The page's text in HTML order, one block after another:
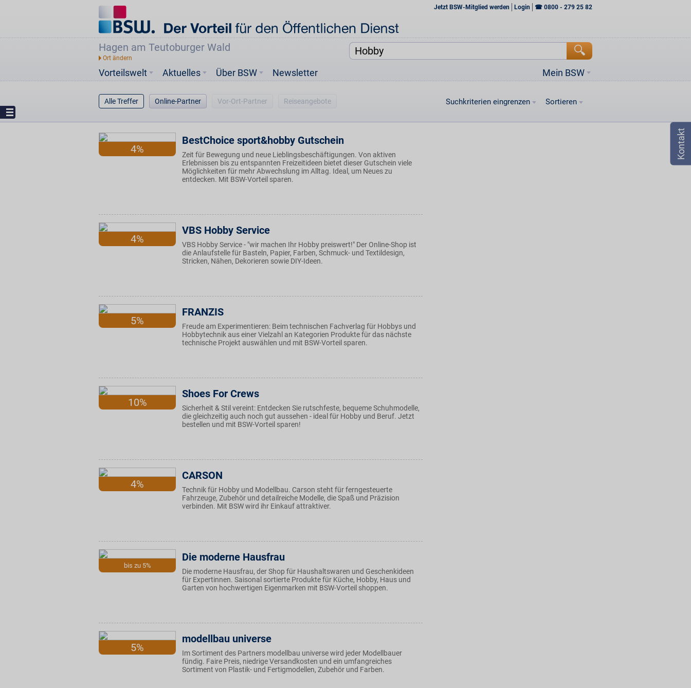
Jetzt BSW-Mitglied werden Login ☎ 0800 - 279 25 82
Hagen am Teutoburger Wald
Vorteilswelt Mein BSW
Aktuelles Über BSW Newsletter
Alle Treffer Online-Partner Vor-Ort-Partner Reiseangebote Suchkriterien eingrenzen Sortieren
4%
BestChoice sport&hobby Gutschein
Zeit für Bewegung und neue Lieblingsbeschäftigungen. Von aktiven
Erlebnissen bis zu entspannten Freizeitideen bietet dieser Gutschein viele
Möglichkeiten für mehr Abwechslung im Alltag. Ideal, um Neues zu
entdecken. Mit BSW-Vorteil sparen.
4%
VBS Hobby Service
VBS Hobby Service - "wir machen Ihr Hobby preiswert!" Der Online-Shop ist
die Anlaufstelle für Basteln, Papier, Farben, Schmuck- und Textildesign,
Stricken, Nähen, Dekorieren sowie DIY-Ideen.
5%
FRANZIS
Freude am Experimentieren: Beim technischen Fachverlag für Hobbys und
Hobbytechnik aus einer Vielzahl an Kategorien Produkte für das nächste
technische Projekt auswählen und mit BSW-Vorteil sparen.
10%
Shoes For Crews
Sicherheit & Stil vereint: Entdecken Sie rutschfeste, bequeme Schuhmodelle,
die gleichzeitig auch noch gut aussehen - ideal für Hobby und Beruf. Jetzt
bestellen und mit BSW-Vorteil sparen!
4%
CARSON
Technik für Hobby und Modellbau. Carson steht für ferngesteuerte
Fahrzeuge, Zubehör und detailreiche Modelle, die Spaß und Präzision
verbinden. Mit BSW wird ihr Einkauf attraktiver.
bis zu 5%
Die moderne Hausfrau
Die moderne Hausfrau, der Shop für Haushaltswaren und Geschenkideen
für Expertinnen. Saisonal sortierte Produkte für Küche, Hobby, Haus und
Garten von hochwertigen Eigenmarken mit BSW-Vorteil shoppen.
5%
modellbau universe
Im Sortiment des Partners modellbau universe wird jeder Modellbauer
fündig. Faire Preis, niedrige Versandkosten und ein umfangreiches
Sortiment von Plastik- und Fertigmodellen, Zubehör und Farben.